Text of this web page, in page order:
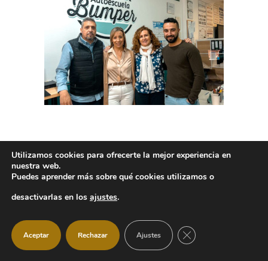
Proyectos y
servicios
Utilizamos cookies para ofrecerte la mejor experiencia en
nuestra web.
Puedes aprender más sobre qué cookies utilizamos o
desactivarlas en los ajustes.
Aceptar Rechazar Ajustes CERRAR EL